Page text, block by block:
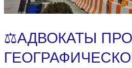
⚖️АДВОКАТЫ